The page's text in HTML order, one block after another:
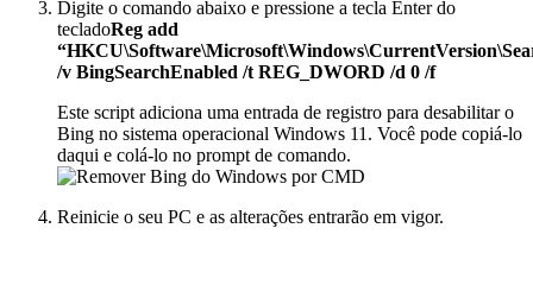
Digite o comando abaixo e pressione a tecla Enter do
tecladoReg add
/v BingSearchEnabled /t REG_DWORD /d 0 /f
Este script adiciona uma entrada de registro para desabilitar o
Bing no sistema operacional Windows 11. Você pode copiá-lo
daqui e colá-lo no prompt de comando.
Reinicie o seu PC e as alterações entrarão em vigor.